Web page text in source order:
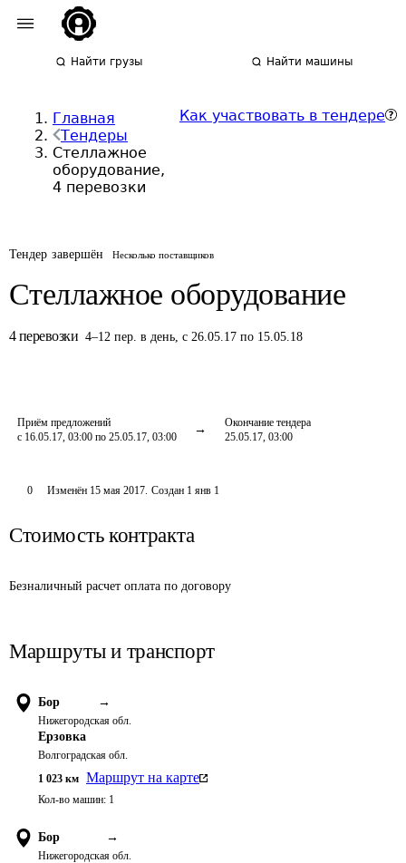
Найти грузы Найти машины
Главная
Тендеры
Стеллажное
оборудование,
4 перевозки
Как участвовать в тендере
Тендер завершён Несколько поставщиков
Стеллажное оборудование
4 перевозки 4–12 пер. в день,с 26.05.17 по 15.05.18
Приём предложений
с 16.05.17, 03:00 по 25.05.17, 03:00
Окончание тендера
25.05.17, 03:00
0 Изменён 15 мая 2017. Создан 1 янв 1
Стоимость контракта
Безналичный расчет оплата по договору
Маршруты и транспорт
Бор →
Нижегородская обл.
Ерзовка
Волгоградская обл.
1 023 км Маршрут на карте
Кол-во машин: 1
Бор →
Нижегородская обл.